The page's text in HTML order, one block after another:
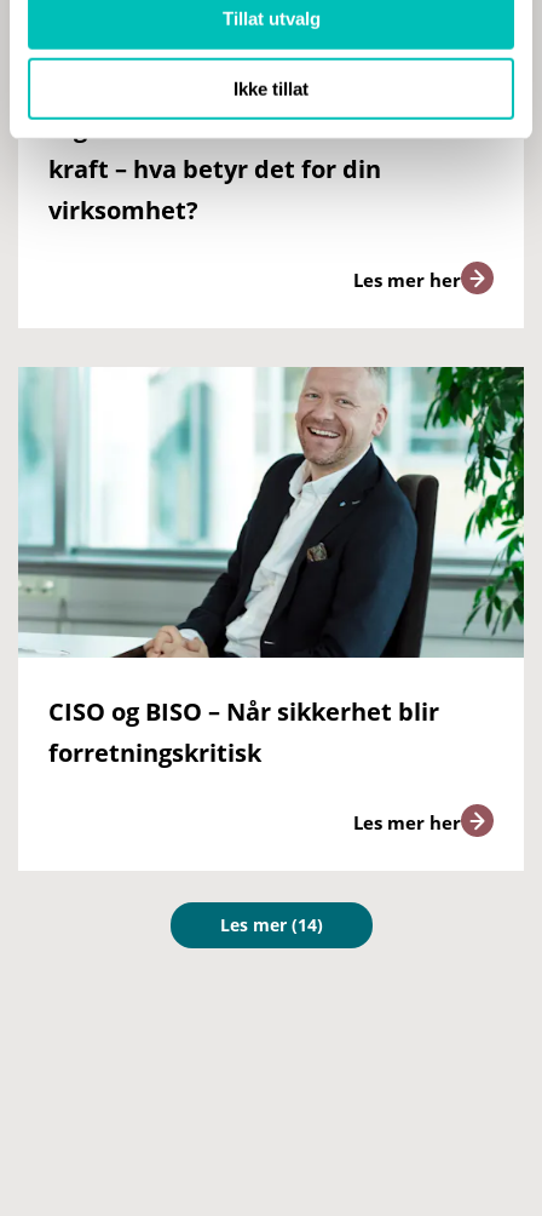
Tillat utvalg
Ikke tillat
Digitalsikkerhetsloven har trådt i
kraft – hva betyr det for din
virksomhet?
Les mer her
CISO og BISO – Når sikkerhet blir
forretningskritisk
Les mer her
Les mer (14)